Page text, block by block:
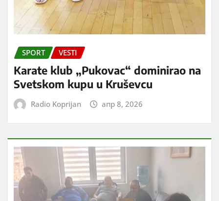
SPORT VESTI
Karate klub „Pukovac“ dominirao na
Svetskom kupu u Kruševcu
Radio Koprijan апр 8, 2026